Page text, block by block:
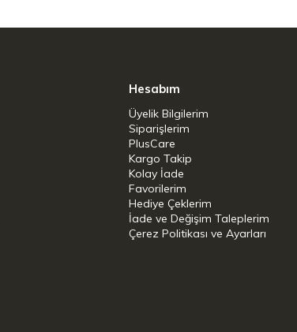
Hesabım
Üyelik Bilgilerim
Siparişlerim
PlusCare
Kargo Takip
Kolay İade
Favorilerim
Hediye Çeklerim
İade ve Değişim Taleplerim
Çerez Politikası ve Ayarları